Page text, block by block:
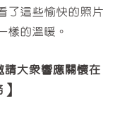
了這些愉快的照片
樣的溫暖。
請大眾響應關懷在